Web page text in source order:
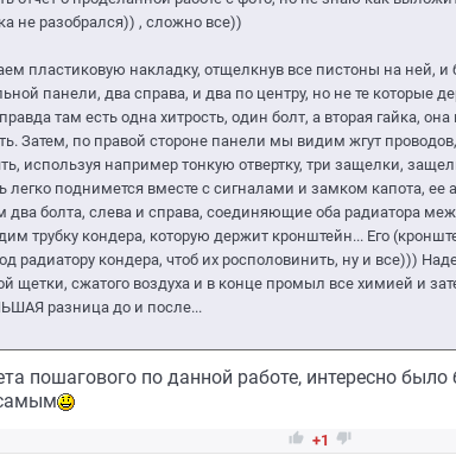
не разобрался)) , сложно все))
пластиковую накладку, отщелкнув все пистоны на ней, и
панели, два справа, и два по центру, но не те которые
там есть одна хитрость, один болт, а вторая гайка,
Затем, по правой стороне панели мы видим жгут
используя например тонкую отвертку, три защелки,
легко поднимется вместе с сигналами и замком капота, ее
два болта, слева и справа, соединяющие оба радиатора
трубку кондера, которую держит кронштейн... Его
радиатору кондера, чтоб их росполовинить, ну и все)))
щетки, сжатого воздуха и в конце промыл все химией и
разница до и после...
пошагового по данной работе, интересно
 +1 